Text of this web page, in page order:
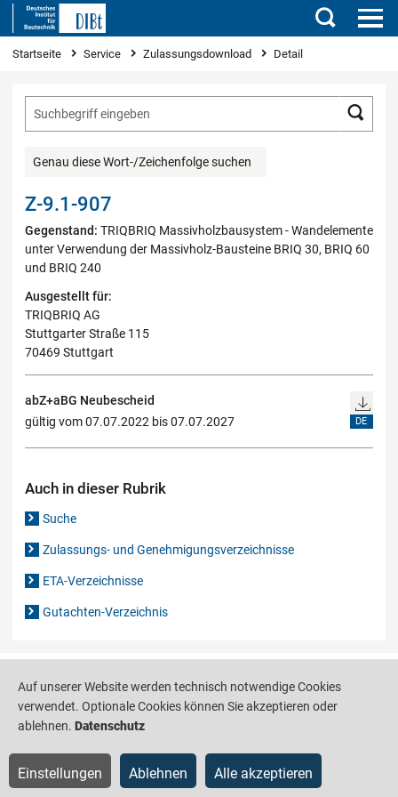
Suchen
Sie sind hier
Startseite Service Zulassungsdownload Detail
Genau diese Wort-/Zeichenfolge suchen
Z-9.1-907
Gegenstand: TRIQBRIQ Massivholzbausystem - Wandelemente
unter Verwendung der Massivholz-Bausteine BRIQ 30, BRIQ 60
und BRIQ 240
Ausgestellt für:
TRIQBRIQ AG
Stuttgarter Straße 115
70469 Stuttgart
abZ+aBG Neubescheid
gültig vom 07.07.2022 bis 07.07.2027
DE
Auch in dieser Rubrik
Suche
Zulassungs- und Genehmigungsverzeichnisse
ETA-Verzeichnisse
Gutachten-Verzeichnis
Barrierefreiheit Datenschutz Impressum Sitemap
Auf unserer Website werden technisch notwendige Cookies
verwendet. Optionale Cookies können Sie akzeptieren oder
ablehnen. Datenschutz
Einstellungen Ablehnen Alle akzeptieren